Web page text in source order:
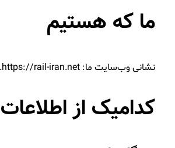
ما که هستیم
نشانی وب‌سایت ما: https://rail-iran.net.
کدامیک از